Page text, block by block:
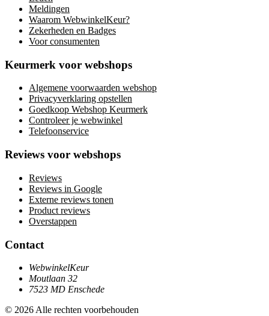
Meldingen
Waarom WebwinkelKeur?
Zekerheden en Badges
Voor consumenten
Keurmerk voor webshops
Algemene voorwaarden webshop
Privacyverklaring opstellen
Goedkoop Webshop Keurmerk
Controleer je webwinkel
Telefoonservice
Reviews voor webshops
Reviews
Reviews in Google
Externe reviews tonen
Product reviews
Overstappen
Contact
WebwinkelKeur
Moutlaan 32
7523 MD Enschede
© 2026 Alle rechten voorbehouden